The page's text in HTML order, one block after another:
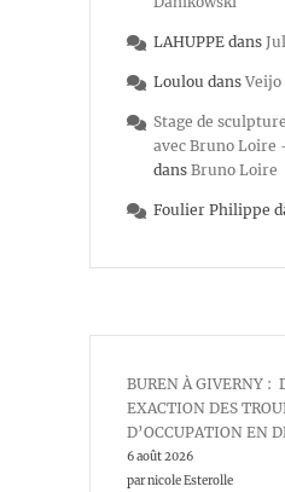
LAHUPPE dans
Loulou dans Veijo
Stage de
avec Bruno Loire
dans Bruno Loire
Foulier Philippe
BUREN À GIVERNY :
EXACTION DES
D’OCCUPATION EN
6 août 2026
par nicole Esterolle